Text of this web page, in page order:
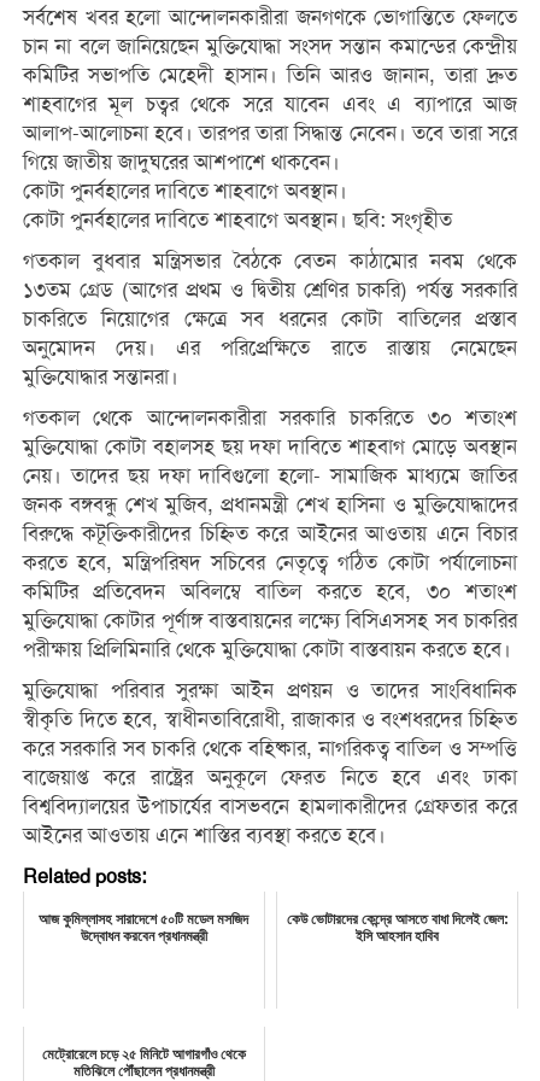
সর্বশেষ খবর হলো আন্দোলনকারীরা জনগণকে ভোগান্তিতে ফেলতে
চান না বলে জানিয়েছেন মুক্তিযোদ্ধা সংসদ সন্তান কমান্ডের কেন্দ্রীয়
কমিটির সভাপতি মেহেদী হাসান। তিনি আরও জানান, তারা দ্রুত
শাহবাগের মূল চত্বর থেকে সরে যাবেন এবং এ ব্যাপারে আজ
আলাপ-আলোচনা হবে। তারপর তারা সিদ্ধান্ত নেবেন। তবে তারা সরে
গিয়ে জাতীয় জাদুঘরের আশপাশে থাকবেন।
কোটা পুনর্বহালের দাবিতে শাহবাগে অবস্থান।
কোটা পুনর্বহালের দাবিতে শাহবাগে অবস্থান। ছবি: সংগৃহীত
গতকাল বুধবার মন্ত্রিসভার বৈঠকে বেতন কাঠামোর নবম থেকে
১৩তম গ্রেড (আগের প্রথম ও দ্বিতীয় শ্রেণির চাকরি) পর্যন্ত সরকারি
চাকরিতে নিয়োগের ক্ষেত্রে সব ধরনের কোটা বাতিলের প্রস্তাব
অনুমোদন দেয়। এর পরিপ্রেক্ষিতে রাতে রাস্তায় নেমেছেন
মুক্তিযোদ্ধার সন্তানরা।
গতকাল থেকে আন্দোলনকারীরা সরকারি চাকরিতে ৩০ শতাংশ
মুক্তিযোদ্ধা কোটা বহালসহ ছয় দফা দাবিতে শাহবাগ মোড়ে অবস্থান
নেয়। তাদের ছয় দফা দাবিগুলো হলো- সামাজিক মাধ্যমে জাতির
জনক বঙ্গবন্ধু শেখ মুজিব, প্রধানমন্ত্রী শেখ হাসিনা ও মুক্তিযোদ্ধাদের
বিরুদ্ধে কটূক্তিকারীদের চিহ্নিত করে আইনের আওতায় এনে বিচার
করতে হবে, মন্ত্রিপরিষদ সচিবের নেতৃত্বে গঠিত কোটা পর্যালোচনা
কমিটির প্রতিবেদন অবিলম্বে বাতিল করতে হবে, ৩০ শতাংশ
মুক্তিযোদ্ধা কোটার পূর্ণাঙ্গ বাস্তবায়নের লক্ষ্যে বিসিএসসহ সব চাকরির
পরীক্ষায় প্রিলিমিনারি থেকে মুক্তিযোদ্ধা কোটা বাস্তবায়ন করতে হবে।
মুক্তিযোদ্ধা পরিবার সুরক্ষা আইন প্রণয়ন ও তাদের সাংবিধানিক
স্বীকৃতি দিতে হবে, স্বাধীনতাবিরোধী, রাজাকার ও বংশধরদের চিহ্নিত
করে সরকারি সব চাকরি থেকে বহিষ্কার, নাগরিকত্ব বাতিল ও সম্পত্তি
বাজেয়াপ্ত করে রাষ্ট্রের অনুকূলে ফেরত নিতে হবে এবং ঢাকা
বিশ্ববিদ্যালয়ের উপাচার্যের বাসভবনে হামলাকারীদের গ্রেফতার করে
আইনের আওতায় এনে শাস্তির ব্যবস্থা করতে হবে।
Related posts:
আজ কুমিল্লাসহ সারাদেশে ৫০টি মডেল মসজিদ
উদ্বোধন করবেন প্রধানমন্ত্রী
কেউ ভোটারদের কেন্দ্রে আসতে বাধা দিলেই জেল:
ইসি আহসান হাবিব
মেট্রোরেলে চড়ে ২৫ মিনিটে আগারগাঁও থেকে
মতিঝিলে পৌঁছালেন প্রধানমন্ত্রী